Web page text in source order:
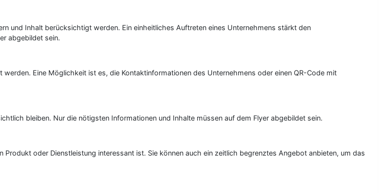
und Inhalt berücksichtigt werden. Ein einheitliches Auftreten eines Unternehmens stärkt den
abgebildet sein.
Eine Möglichkeit ist es, die Kontaktinformationen des Unternehmens oder einen QR-Code mit
bleiben. Nur die nötigsten Informationen und Inhalte müssen auf dem Flyer abgebildet sein.
Produkt oder Dienstleistung interessant ist. Sie können auch ein zeitlich begrenztes Angebot anbieten, um das